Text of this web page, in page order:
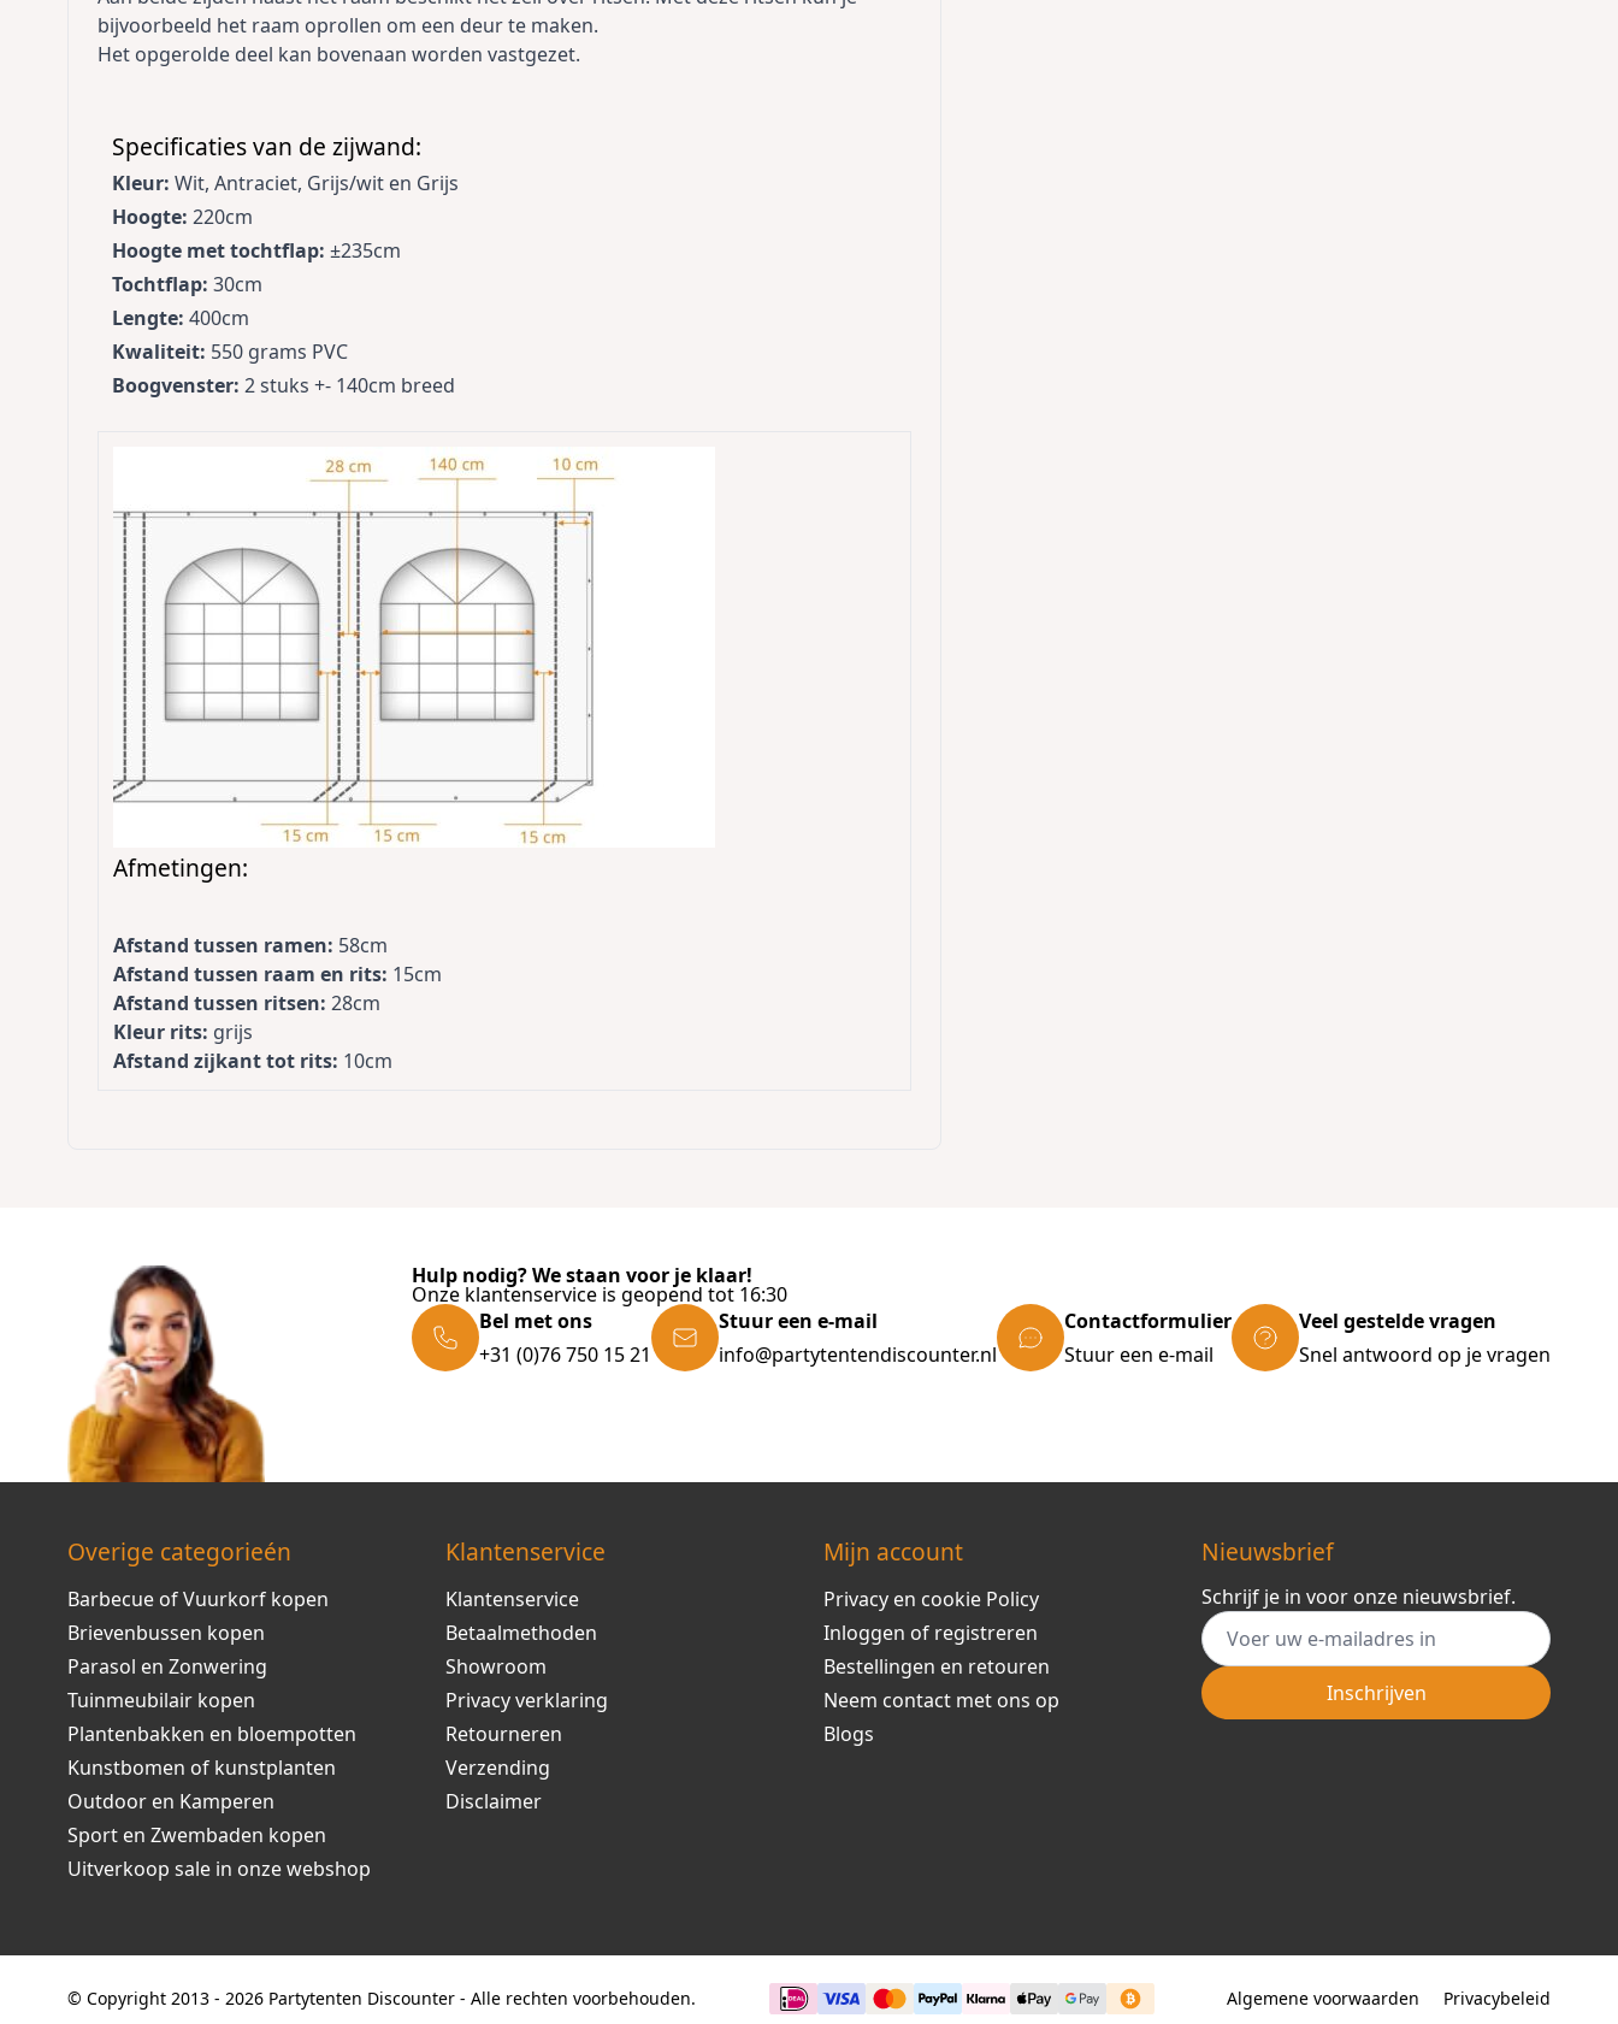
bijvoorbeeld het raam oprollen om een deur te maken.
Het opgerolde deel kan bovenaan worden vastgezet.
Specificaties van de zijwand:
Kleur: Wit, Antraciet, Grijs/wit en Grijs
Hoogte: 220cm
Hoogte met tochtflap: ±235cm
Tochtflap: 30cm
Lengte: 400cm
Kwaliteit: 550 grams PVC
Boogvenster: 2 stuks +- 140cm breed
Afmetingen:
Afstand tussen ramen: 58cm
Afstand tussen raam en rits: 15cm
Afstand tussen ritsen: 28cm
Kleur rits: grijs
Afstand zijkant tot rits: 10cm
Hulp nodig? We staan voor je klaar!
Onze klantenservice is geopend tot 16:30
Bel met ons
+31 (0)76 750 15 21
Stuur een e-mail
info@partytentendiscounter.nl
Contactformulier
Stuur een e-mail
Veel gestelde vragen
Snel antwoord op je vragen
Overige categorieén
Barbecue of Vuurkorf kopen
Brievenbussen kopen
Parasol en Zonwering
Tuinmeubilair kopen
Plantenbakken en bloempotten
Kunstbomen of kunstplanten
Outdoor en Kamperen
Sport en Zwembaden kopen
Uitverkoop sale in onze webshop
Klantenservice
Klantenservice
Betaalmethoden
Showroom
Privacy verklaring
Retourneren
Verzending
Disclaimer
Mijn account
Privacy en cookie Policy
Inloggen of registreren
Bestellingen en retouren
Neem contact met ons op
Blogs
Nieuwsbrief
Schrijf je in voor onze nieuwsbrief.
E-mail adres
Inschrijven
© Copyright 2013 - 2026 Partytenten Discounter - Alle rechten voorbehouden. Algemene voorwaarden Privacybeleid